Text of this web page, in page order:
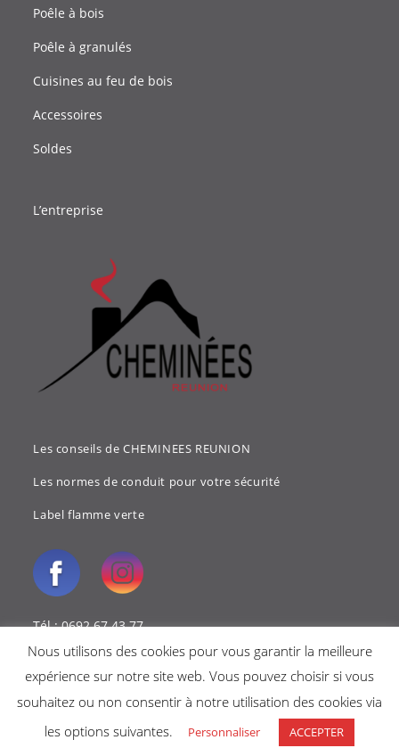
Poêle à bois
Poêle à granulés
Cuisines au feu de bois
Accessoires
Soldes
L’entreprise
Les conseils de CHEMINEES REUNION
Les normes de conduit pour votre sécurité
Label flamme verte
Tél : 0692 67 43 77
Copyright 2018 - Cheminées reunion -Mentions légales-Politique de
Nous utilisons des cookies pour vous garantir la meilleure
expérience sur notre site web. Vous pouvez choisir si vous
souhaitez ou non consentir à notre utilisation des cookies via
les options suivantes.
Personnaliser ACCEPTER